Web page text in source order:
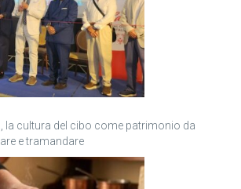
la cultura del cibo come patrimonio da
e tramandare